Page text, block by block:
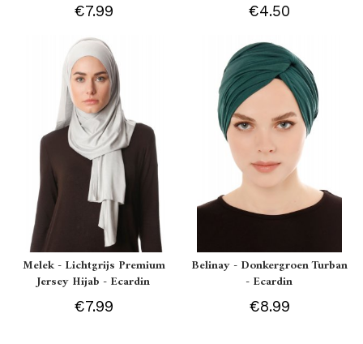
€7.99 €4.50
Melek - Lichtgrijs Premium
Jersey Hijab - Ecardin
€7.99
Belinay - Donkergroen Turban
- Ecardin
€8.99